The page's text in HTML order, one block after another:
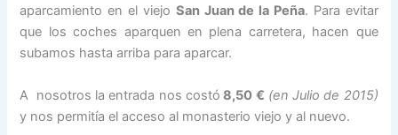
aparcamiento en el viejo San Juan de la Peña. Para evitar
que los coches aparquen en plena carretera, hacen que
subamos hasta arriba para aparcar.
A nosotros la entrada nos costó 8,50 € (en Julio de 2015)
y nos permitía el acceso al monasterio viejo y al nuevo.